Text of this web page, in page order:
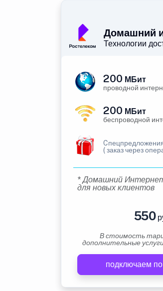
Домашний
Технологии
200 МБит
проводной
200 МБит
беспроводной
( заказ через
* Домашний
для новых клиентов
550
В стоимость
дополнительные
подключаем